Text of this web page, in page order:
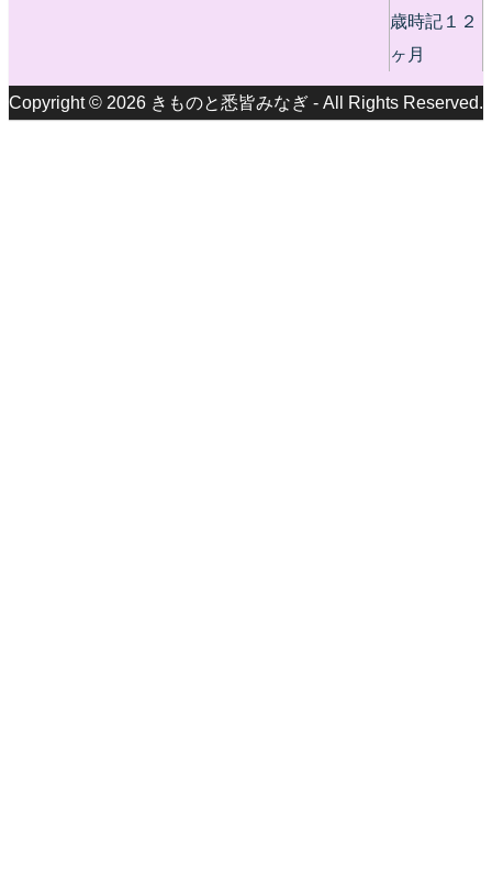
歳時記１２
ヶ月
Copyright © 2026 きものと悉皆みなぎ - All Rights Reserved.